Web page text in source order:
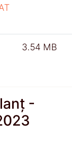
3.54 MB
-